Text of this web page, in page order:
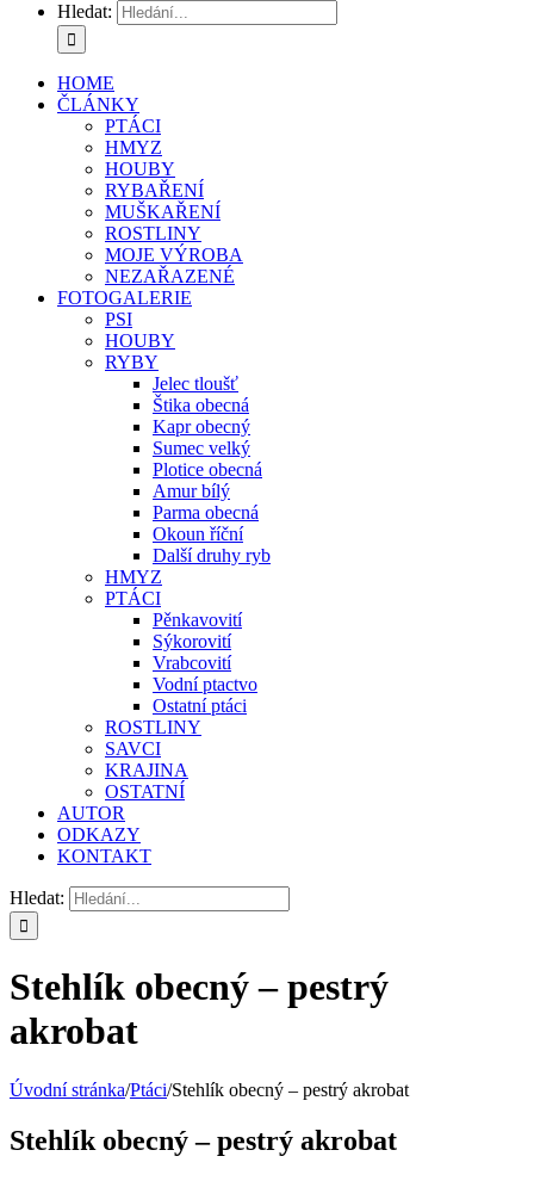
Hledat:
HOME
ČLÁNKY
PTÁCI
HMYZ
HOUBY
RYBAŘENÍ
MUŠKAŘENÍ
ROSTLINY
MOJE VÝROBA
NEZAŘAZENÉ
FOTOGALERIE
PSI
HOUBY
RYBY
Jelec tloušť
Štika obecná
Kapr obecný
Sumec velký
Plotice obecná
Amur bílý
Parma obecná
Okoun říční
Další druhy ryb
HMYZ
PTÁCI
Pěnkavovití
Sýkorovití
Vrabcovití
Vodní ptactvo
Ostatní ptáci
ROSTLINY
SAVCI
KRAJINA
OSTATNÍ
AUTOR
ODKAZY
KONTAKT
Hledat:
Stehlík obecný – pestrý
akrobat
Úvodní stránka/Ptáci/Stehlík obecný – pestrý akrobat
Stehlík obecný – pestrý akrobat